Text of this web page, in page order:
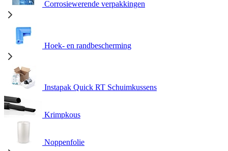
Corrosiewerende verpakkingen
Hoek- en randbescherming
Instapak Quick RT Schuimkussens
Krimpkous
Noppenfolie